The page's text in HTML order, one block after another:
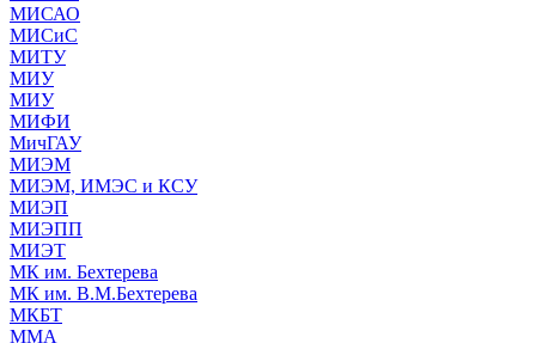
МИСАО
МИСиС
МИТУ
МИУ
МИУ
МИФИ
МичГАУ
МИЭМ
МИЭМ, ИМЭС и КСУ
МИЭП
МИЭПП
МИЭТ
МК им. Бехтерева
МК им. В.М.Бехтерева
МКБТ
ММА